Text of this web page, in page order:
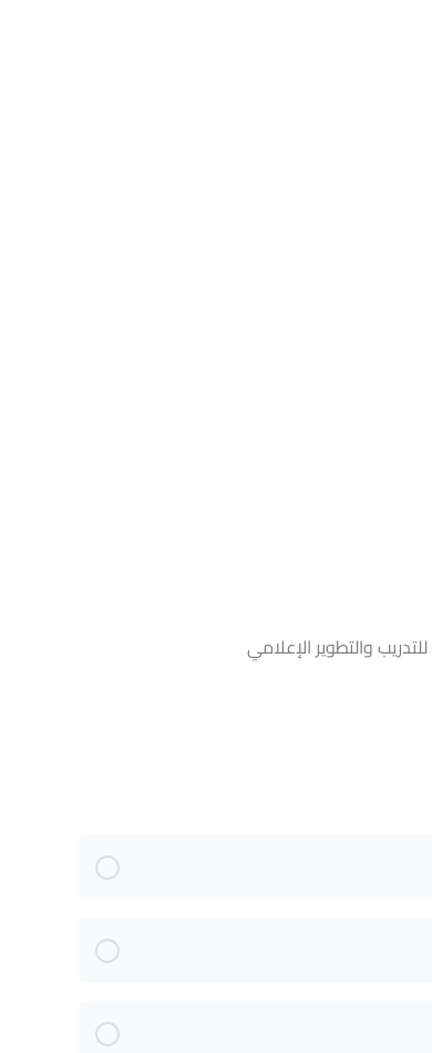
للتدريب والتطوير الإعلامي